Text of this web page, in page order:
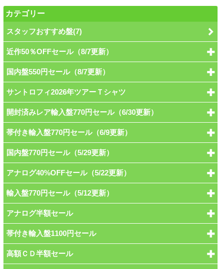
カテゴリー
スタッフおすすめ盤(7)
近作50％OFFセール（8/7更新）
国内盤550円セール（8/7更新）
サントロフィ2026年ツアーＴシャツ
開封済みレア輸入盤770円セール（6/30更新）
帯付き輸入盤770円セール（6/9更新）
国内盤770円セール（5/29更新）
アナログ40%OFFセール（5/22更新）
輸入盤770円セール（5/12更新）
アナログ半額セール
帯付き輸入盤1100円セール
高額ＣＤ半額セール